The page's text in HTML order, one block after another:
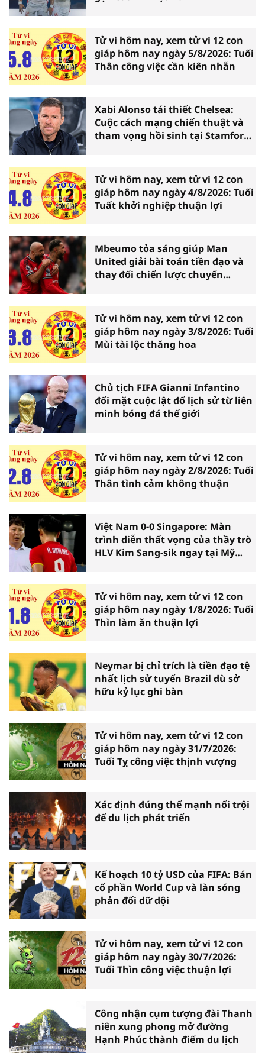
Tử vi hôm nay, xem tử vi 12 con
giáp hôm nay ngày 5/8/2026: Tuổi
Thân công việc cần kiên nhẫn
Xabi Alonso tái thiết Chelsea:
Cuộc cách mạng chiến thuật và
tham vọng hồi sinh tại Stamford
Tử vi hôm nay, xem tử vi 12 con
giáp hôm nay ngày 4/8/2026: Tuổi
Tuất khởi nghiệp thuận lợi
Mbeumo tỏa sáng giúp Man
United giải bài toán tiền đạo và
thay đổi chiến lược chuyển
Tử vi hôm nay, xem tử vi 12 con
giáp hôm nay ngày 3/8/2026: Tuổi
Mùi tài lộc thăng hoa
Chủ tịch FIFA Gianni Infantino
đối mặt cuộc lật đổ lịch sử từ liên
minh bóng đá thế giới
Tử vi hôm nay, xem tử vi 12 con
giáp hôm nay ngày 2/8/2026: Tuổi
Thân tình cảm không thuận
Việt Nam 0-0 Singapore: Màn
trình diễn thất vọng của thầy trò
HLV Kim Sang-sik ngay tại Mỹ
Tử vi hôm nay, xem tử vi 12 con
giáp hôm nay ngày 1/8/2026: Tuổi
Thìn làm ăn thuận lợi
Neymar bị chỉ trích là tiền đạo tệ
nhất lịch sử tuyển Brazil dù sở
hữu kỷ lục ghi bàn
Tử vi hôm nay, xem tử vi 12 con
giáp hôm nay ngày 31/7/2026:
Tuổi Tỵ công việc thịnh vượng
Xác định đúng thế mạnh nổi trội
để du lịch phát triển
Kế hoạch 10 tỷ USD của FIFA: Bán
cổ phần World Cup và làn sóng
phản đối dữ dội
Tử vi hôm nay, xem tử vi 12 con
giáp hôm nay ngày 30/7/2026:
Tuổi Thìn công việc thuận lợi
Công nhận cụm tượng đài Thanh
niên xung phong mở đường
Hạnh Phúc thành điểm du lịch